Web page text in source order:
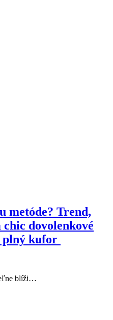
metóde? Trend,
dovolenkové
plný kufor
blíži…